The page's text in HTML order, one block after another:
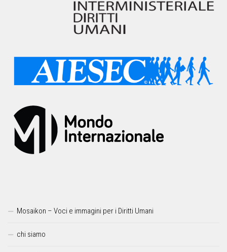
Mosaikon – Voci e immagini per i Diritti Umani
chi siamo